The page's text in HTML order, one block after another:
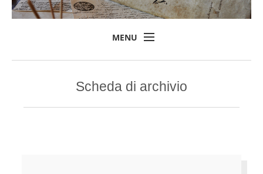
MENU
L'Archivio
Scheda di archivio